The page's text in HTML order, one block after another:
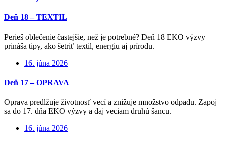
Deň 18 – TEXTIL
Perieš oblečenie častejšie, než je potrebné? Deň 18 EKO výzvy
prináša tipy, ako šetriť textil, energiu aj prírodu.
16. júna 2026
Deň 17 – OPRAVA
Oprava predlžuje životnosť vecí a znižuje množstvo odpadu. Zapoj
sa do 17. dňa EKO výzvy a daj veciam druhú šancu.
16. júna 2026